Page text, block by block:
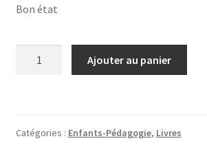
Bon état
de
Ajouter au panier
Catégories : Enfants-Pédagogie, Livres